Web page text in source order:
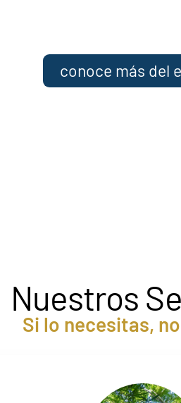
conoce más del
Nuestros
Si lo necesitas,